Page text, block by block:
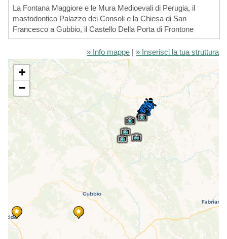
La Fontana Maggiore e le Mura Medioevali di Perugia, il
mastodontico Palazzo dei Consoli e la Chiesa di San
Francesco a Gubbio, il Castello Della Porta di Frontone
» Info mappe |» Inserisci la tua struttura
+
−